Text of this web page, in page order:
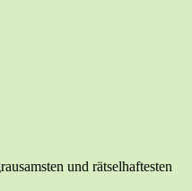
und rät­sel­haf­tes­ten